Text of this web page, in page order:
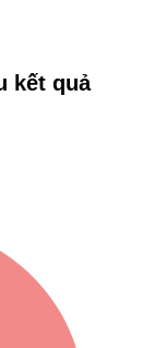
kết quả